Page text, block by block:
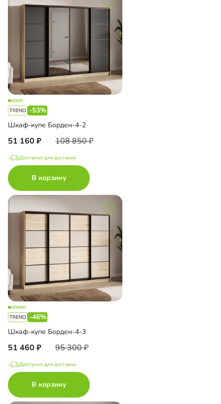
-53%
Шкаф-купе Борден-4-2
51 160 108 850
Доступно для доставки
В корзину
-46%
Шкаф-купе Борден-4-3
51 460 95 300
Доступно для доставки
В корзину